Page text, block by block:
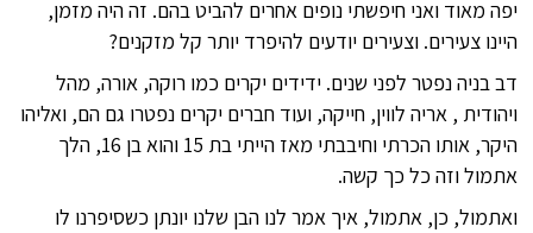
יפה מאוד ואני חיפשתי נופים אחרים להביט בהם. זה היה מזמן,
היינו צעירים. וצעירים יודעים להיפרד יותר קל מזקנים?
דב בניה נפטר לפני שנים. ידידים יקרים כמו רוקה, אורה, מהל
ויהודית , אריה לווין, חייקה, ועוד חברים יקרים נפטרו גם הם, ואליהו
היקר, אותו הכרתי וחיבבתי מאז הייתי בת 15 והוא בן 16, הלך
אתמול וזה כל כך קשה.
ואתמול, כן, אתמול, איך אמר לנו הבן שלנו יונתן כשסיפרנו לו